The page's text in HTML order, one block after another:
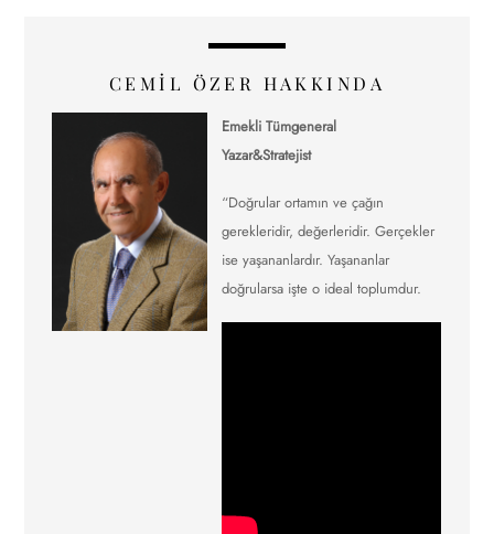
CEMIL ÖZER HAKKINDA
Emekli Tümgeneral
Yazar&Stratejist
“Doğrular ortamın ve çağın
gerekleridir, değerleridir. Gerçekler
ise yaşananlardır. Yaşananlar
doğrularsa işte o ideal toplumdur.